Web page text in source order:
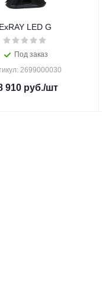
ExRAY LED G
Под заказ
2699000030
910 руб./шт